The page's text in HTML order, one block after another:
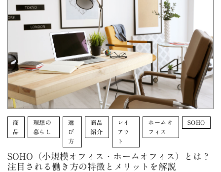
商
品
理想の
暮らし
選
び
方
商品
紹介
レイ
アウ
ト
ホームオ
フィス
SOHO
SOHO（小規模オフィス・ホームオフィス）とは？
注目される働き方の特徴とメリットを解説